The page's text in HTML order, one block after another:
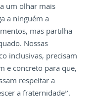
um olhar mais
a ninguém a
mas partilha
Nossas
inclusivas, precisam
e concreto para que,
respeitar a
a fraternidade”.